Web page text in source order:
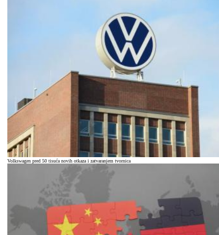
Volkswagen pred 50 tisuća novih otkaza i zatvaranjem tvornica